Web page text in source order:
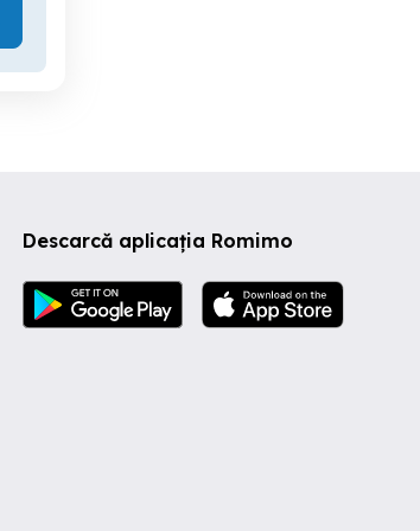
Descarcă aplicația Romimo